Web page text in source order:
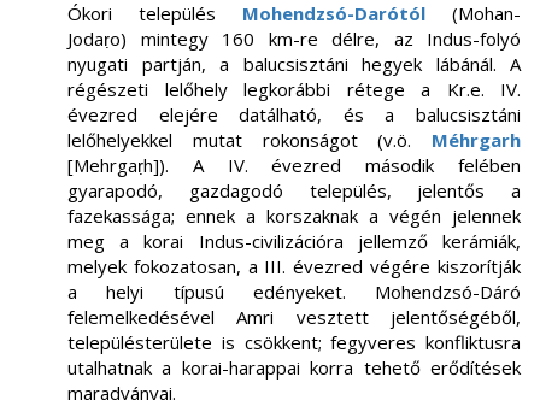
Ókori település Mohendzsó-Darótól (Mohan-
Jodaṛo) mintegy 160 km-re délre, az Indus-folyó
nyugati partján, a balucsisztáni hegyek lábánál. A
régészeti lelőhely legkorábbi rétege a Kr.e. IV.
évezred elejére datálható, és a balucsisztáni
lelőhelyekkel mutat rokonságot (v.ö. Méhrgarh
[Mehrgaṛh]). A IV. évezred második felében
gyarapodó, gazdagodó település, jelentős a
fazekassága; ennek a korszaknak a végén jelennek
meg a korai Indus-civilizációra jellemző kerámiák,
melyek fokozatosan, a III. évezred végére kiszorítják
a helyi típusú edényeket. Mohendzsó-Dáró
felemelkedésével Amri vesztett jelentőségéből,
településterülete is csökkent; fegyveres konfliktusra
utalhatnak a korai-harappai korra tehető erődítések
maradványai.